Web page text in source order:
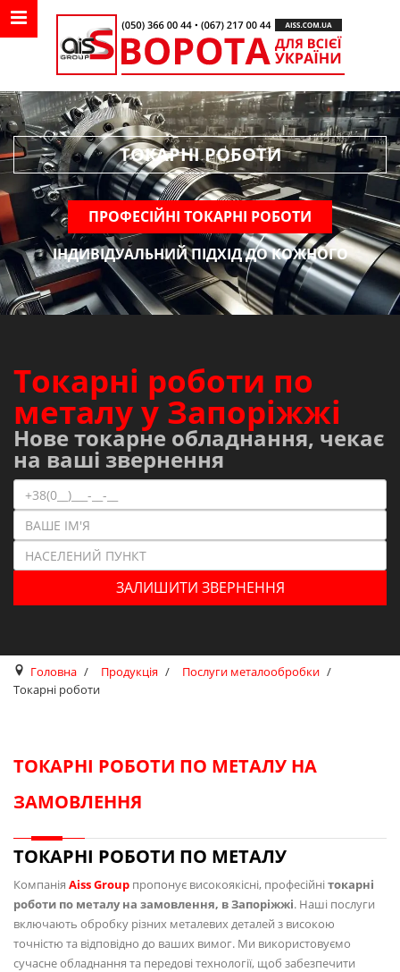
MENU NAVIGATION
undefined
ТОКАРНІ РОБОТИ
ПРОФЕСІЙНІ ТОКАРНІ РОБОТИ
ІНДИВІДУАЛЬНИЙ ПІДХІД ДО КОЖНОГО
Токарні роботи по
металу у Запоріжжі
Нове токарне обладнання, чекає
на ваші звернення
Головна Продукція
Послуги металообробки
Токарні роботи
ТОКАРНІ РОБОТИ ПО МЕТАЛУ НА
ЗАМОВЛЕННЯ
ТОКАРНІ РОБОТИ ПО МЕТАЛУ
Компанія Aiss Group пропонує високоякісні, професійнітокарні
роботи по металу на замовлення, в Запоріжжі. Наші послуги
включають обробку різних металевих деталей з високою
точністю та відповідно до ваших вимог. Ми використовуємо
сучасне обладнання та передові технології, щоб забезпечити